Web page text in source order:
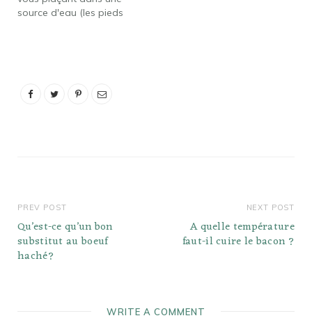
source d'eau (les pieds
cesse l'inventaire de la
PREV POST
Qu’est-ce qu’un bon
substitut au boeuf
haché?
NEXT POST
A quelle température
faut-il cuire le bacon ?
WRITE A COMMENT